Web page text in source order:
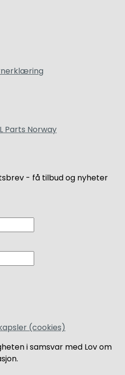
Parts Norway
- få tilbud og nyheter
(cookies)
i samsvar med Lov om